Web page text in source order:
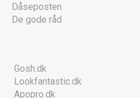
Dåseposten
De gode råd
Gosh.dk
Lookfantastic.dk
Apopro.dk